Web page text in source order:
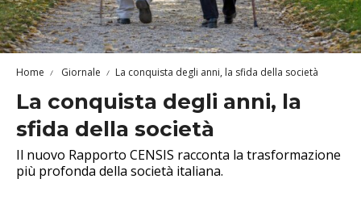
Home Giornale La conquista degli anni, la sfida della società
La conquista degli anni, la
sfida della società
Il nuovo Rapporto CENSIS racconta la trasformazione
più profonda della società italiana.